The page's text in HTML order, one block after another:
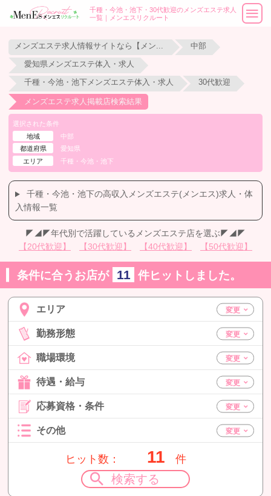
千種・今池・池下・30代歓迎のメンズエステ求人
一覧｜メンエスリクルート
中部
愛知県メンズエステ体入・求人
千種・今池・池下メンズエステ体入・求人 30代歓迎
メンズエステ求人掲載店検索結果
選択された条件
地域
中部
都道府県
愛知県
エリア
千種・今池・池下
千種・今池・池下の高収入メンズエステ(メンエス)求人・体
入情報一覧
◤◢◤年代別で活躍しているメンズエステ店を選ぶ◤◢◤
【20代歓迎】
【30代歓迎】 【40代歓迎】 【50代歓迎】
条件に合うお店が 11 件ヒットしました。
エリア
勤務形態
職場環境
待遇・給与
応募資格・条件
その他
ヒット数： 11 件
検索する